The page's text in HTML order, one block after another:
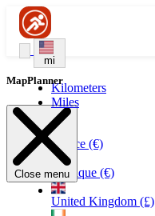
mi
Kilometers
Miles
France (€)
Belgique (€)
United Kingdom (£)
MapPlanner
Close menu